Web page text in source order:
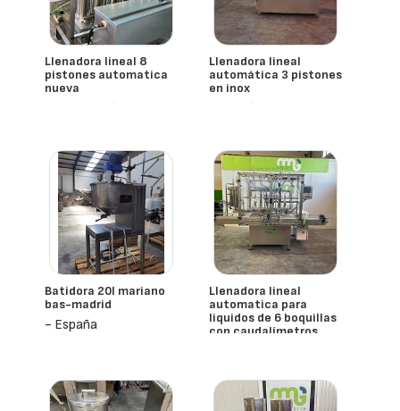
Llenadora lineal 8
pistones automatica
nueva
- España
Llenadora lineal
automática 3 pistones
en inox
- España
Batidora 20l mariano
bas-madrid
- España
Llenadora lineal
automatica para
liquidos de 6 boquillas
con caudalímetros